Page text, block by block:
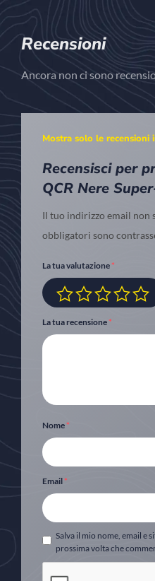
Recensioni
Ancora non ci sono
Mostra solo le recensioni
Recensisci per
QCR Nere
Il tuo indirizzo email non
obbligatori sono
La tua valutazione *
La tua recensione*
Nome*
Email*
Salva il mio nome, email e
prossima volta che